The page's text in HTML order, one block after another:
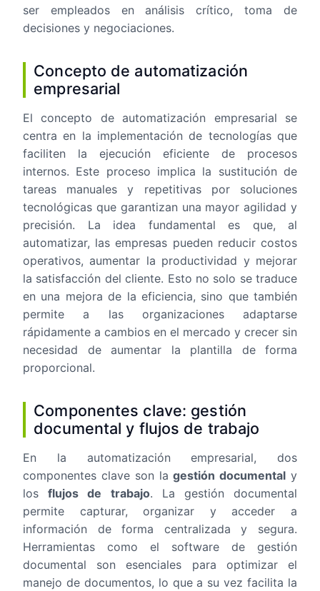
ser empleados en análisis crítico, toma de
decisiones y negociaciones.
Concepto de automatización
empresarial
El concepto de automatización empresarial se
centra en la implementación de tecnologías que
faciliten la ejecución eficiente de procesos
internos. Este proceso implica la sustitución de
tareas manuales y repetitivas por soluciones
tecnológicas que garantizan una mayor agilidad y
precisión. La idea fundamental es que, al
automatizar, las empresas pueden reducir costos
operativos, aumentar la productividad y mejorar
la satisfacción del cliente. Esto no solo se traduce
en una mejora de la eficiencia, sino que también
permite a las organizaciones adaptarse
rápidamente a cambios en el mercado y crecer sin
necesidad de aumentar la plantilla de forma
proporcional.
Componentes clave: gestión
documental y flujos de trabajo
En la automatización empresarial, dos
componentes clave son lagestión documental y
losflujos de trabajo. La gestión documental
permite capturar, organizar y acceder a
información de forma centralizada y segura.
Herramientas como el software de gestión
documental son esenciales para optimizar el
manejo de documentos, lo que a su vez facilita la